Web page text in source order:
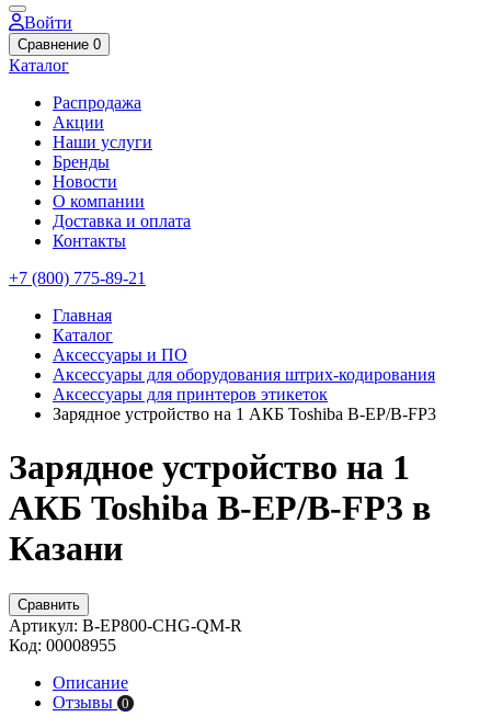
Войти
Сравнение 0
Каталог
Распродажа
Акции
Наши услуги
Бренды
Новости
О компании
Доставка и оплата
Контакты
+7 (800) 775-89-21
Главная
Каталог
Аксессуары и ПО
Аксессуары для оборудования штрих-кодирования
Аксессуары для принтеров этикеток
Зарядное устройство на 1 АКБ Toshiba B-EP/B-FP3
Зарядное устройство на 1
АКБ Toshiba B-EP/B-FP3 в
Казани
Сравнить
Артикул: B-EP800-CHG-QM-R
Код: 00008955
Описание
Отзывы 0